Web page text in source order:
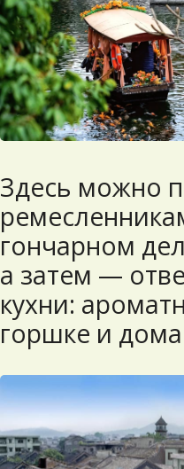
Здесь можно
гончарном
а затем —
кухни:
горшке и